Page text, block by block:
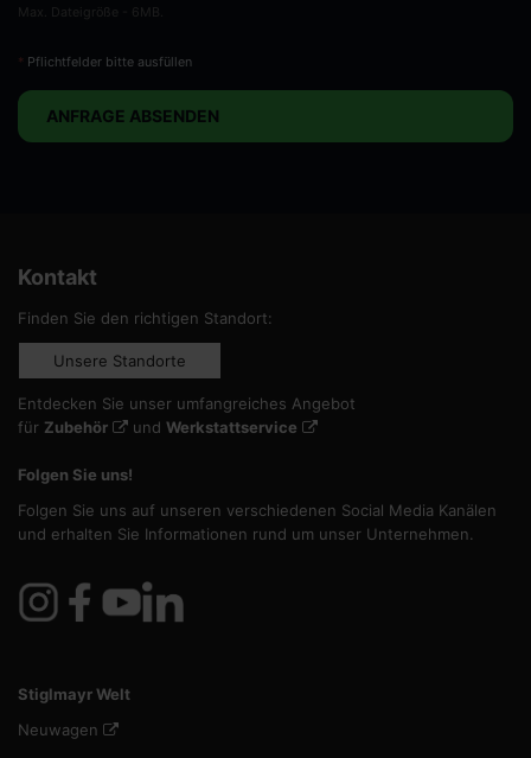
Max. Dateigröße - 6MB.
* Pflichtfelder bitte ausfüllen
ANFRAGE ABSENDEN
Kontakt
Finden Sie den richtigen Standort:
Unsere Standorte
Entdecken Sie unser umfangreiches Angebot
für Zubehör und Werkstattservice
Folgen Sie uns!
Folgen Sie uns auf unseren verschiedenen Social Media Kanälen
und erhalten Sie Informationen rund um unser Unternehmen.
Stiglmayr Welt
Neuwagen